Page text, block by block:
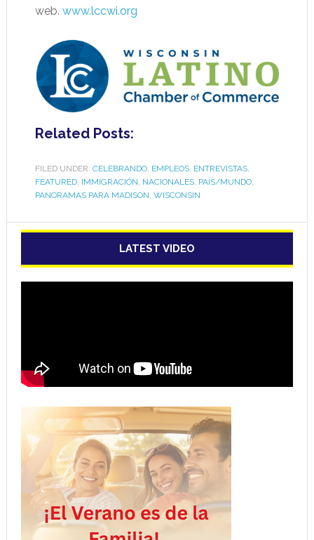
web. www.lccwi.org
Related Posts:
FILED UNDER: CELEBRANDO, EMPLEOS, ENTREVISTAS,
FEATURED, IMMIGRACIÓN NACIONALES, PAÍS/MUNDO,
PANORAMAS PARA MADISON WISCONSIN
LATEST VIDEO